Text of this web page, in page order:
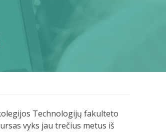
Technologijų fakulteto
vyks jau trečius metus iš